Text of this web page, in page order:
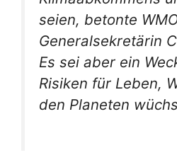
seien, betonte
Generalsekretärin
Es sei aber ein
Risiken für Leben,
den Planeten